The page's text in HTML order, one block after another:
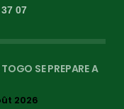
07
SE PREPARE A
2026